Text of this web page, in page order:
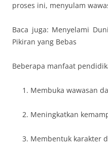
proses ini, menyulam
Baca juga: Menyelami
Pikiran yang Bebas
Beberapa manfaat
Membuka wawasan
Meningkatkan
Membentuk karakter